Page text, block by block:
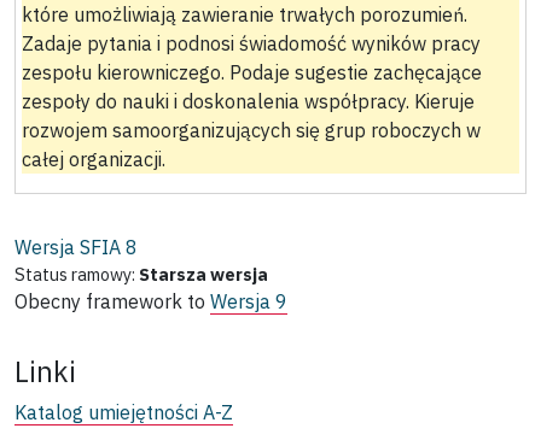
które umożliwiają zawieranie trwałych porozumień.
Zadaje pytania i podnosi świadomość wyników pracy
zespołu kierowniczego. Podaje sugestie zachęcające
zespoły do nauki i doskonalenia współpracy. Kieruje
rozwojem samoorganizujących się grup roboczych w
całej organizacji.
Wersja SFIA 8
Status ramowy: Starsza wersja
Obecny framework to Wersja 9
Linki
Katalog umiejętności A-Z